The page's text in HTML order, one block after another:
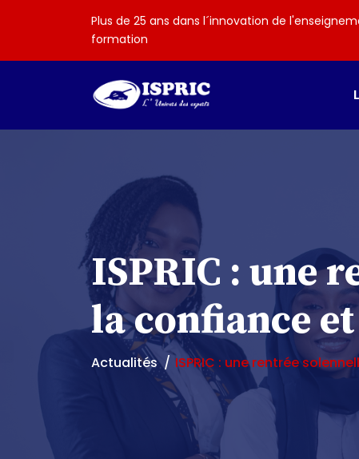
Plus de 25 ans dans l´innovation de
formation
ISPRIC : une
la confiance
Actualités ISPRIC : une rentrée